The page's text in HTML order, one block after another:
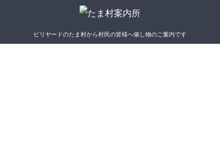
ビリヤードのたま村から村民の皆様へ催し物のご案内です